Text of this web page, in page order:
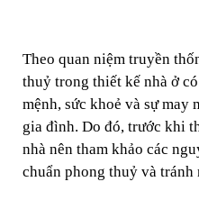
Theo quan niệm truyền
thuỷ trong thiết kế nhà ở
mệnh, sức khoẻ và sự may
gia đình. Do đó, trước khi
nhà nên tham khảo các
chuẩn phong thuỷ và